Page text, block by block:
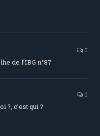
0
de l’IBG n°87
0
?, c’est qui ?